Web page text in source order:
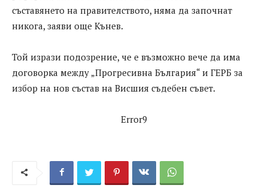
съставянето на правителството, няма да започнат
никога, заяви още Кънев.
Той изрази подозрение, че е възможно вече да има
договорка между „Прогресивна България“ и ГЕРБ за
избор на нов състав на Висшия съдебен съвет.
Error9